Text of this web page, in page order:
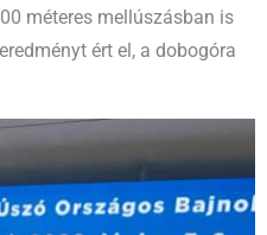
méteres mellúszásban is
ért el, a dobogóra